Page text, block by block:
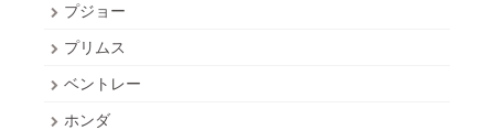
プジョー
プリムス
ベントレー
ホンダ